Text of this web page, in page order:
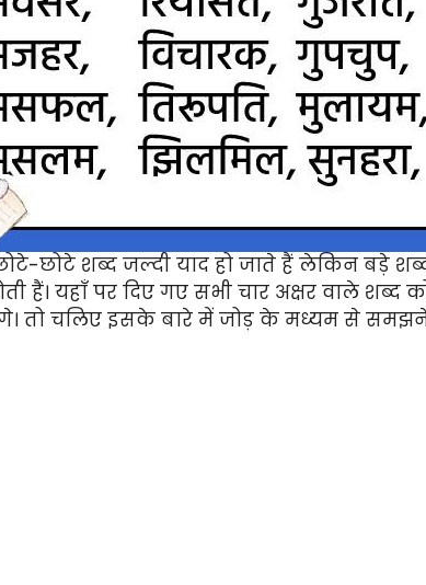
छोटे शब्द जल्दी याद हो जाते हैं लेकिन बड़े
हैं। यहाँ पर दिए गए सभी चार अक्षर वाले
तो चलिए इसके बारे में जोड़ के मध्यम से समझने